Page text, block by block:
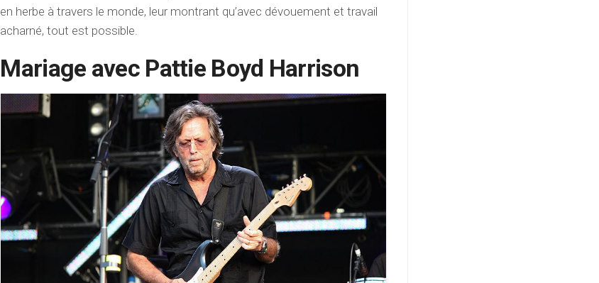
en herbe à travers le monde, leur montrant qu’avec dévouement et travail
acharné, tout est possible.
Mariage avec Pattie Boyd Harrison